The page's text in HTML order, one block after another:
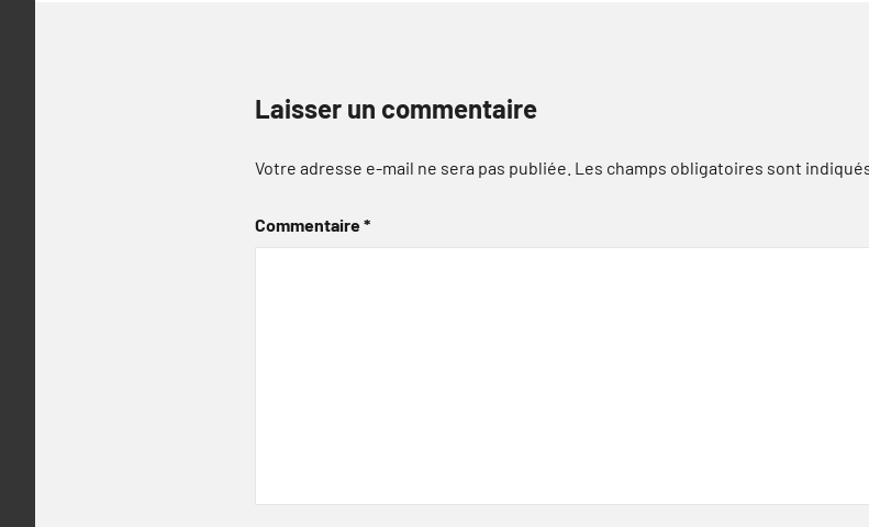
Laisser un commentaire
Votre adresse e-mail ne sera pas publiée. Les champs obligatoires sont
Commentaire*